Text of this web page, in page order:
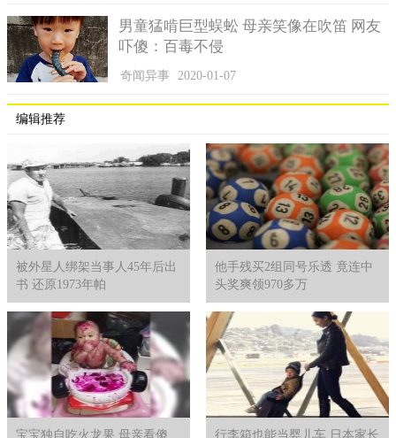
男童猛啃巨型蜈蚣 母亲笑像在吹笛 网友
吓傻：百毒不侵
奇闻异事 2020-01-07
编辑推荐
被外星人绑架当事人45年后出
书 还原1973年帕
他手残买2组同号乐透 竟连中
头奖爽领970多万
宝宝独自吃火龙果 母亲看傻 行李箱也能当婴儿车 日本家长